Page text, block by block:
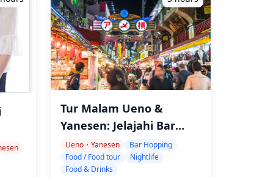
Tur Malam Ueno &
Yanesen: Jelajahi Bar
Lokal!
Ueno・Yanesen
Bar Hopping
Food / Food tour
Nightlife
Food & Drinks